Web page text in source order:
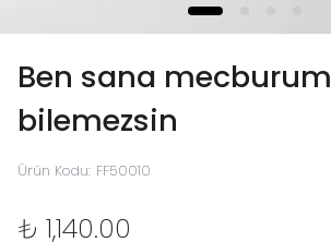
Ben sana mecburum
bilemezsin
Ürün Kodu: FF50010
₺ 1,140.00